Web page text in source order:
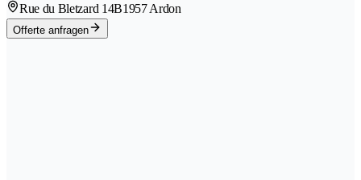
Rue du Bletzard 14B1957 Ardon
Offerte anfragen